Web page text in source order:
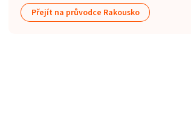
Přejít na průvodce Rakousko